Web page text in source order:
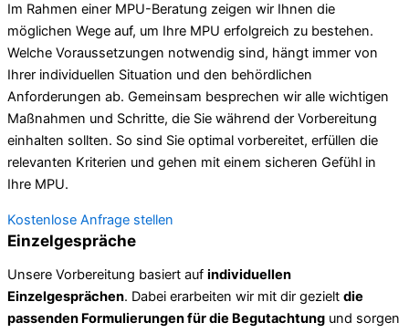
Im Rahmen einer MPU-Beratung zeigen wir Ihnen die
möglichen Wege auf, um Ihre MPU erfolgreich zu bestehen.
Welche Voraussetzungen notwendig sind, hängt immer von
Ihrer individuellen Situation und den behördlichen
Anforderungen ab. Gemeinsam besprechen wir alle wichtigen
Maßnahmen und Schritte, die Sie während der Vorbereitung
einhalten sollten. So sind Sie optimal vorbereitet, erfüllen die
relevanten Kriterien und gehen mit einem sicheren Gefühl in
Ihre MPU.
Kostenlose Anfrage stellen
Einzelgespräche
Unsere Vorbereitung basiert auf individuellen
Einzelgesprächen. Dabei erarbeiten wir mit dir gezielt die
passenden Formulierungen für die Begutachtung und sorgen